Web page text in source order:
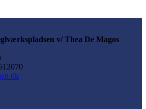
v/ Thea De Magos